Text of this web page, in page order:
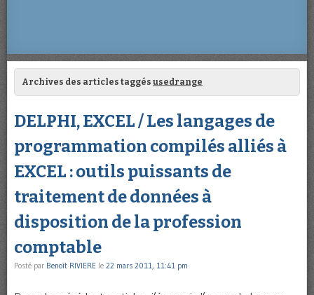
Archives des articles taggés usedrange
DELPHI, EXCEL / Les langages de
programmation compilés alliés à
EXCEL : outils puissants de
traitement de données à
disposition de la profession
comptable
Posté par Benoît RIVIERE le 22 mars 2011, 11:41 pm